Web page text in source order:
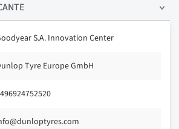
S.A. Innovation Center
Tyre Europe GmbH